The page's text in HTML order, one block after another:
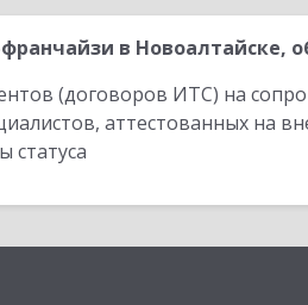
в Новоалтайске,
(договоров ИТС) на
аттестованных на
статуса